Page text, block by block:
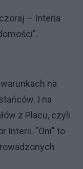
– Interia
na
I na
z Placu, czyli
Interii. "Oni" to